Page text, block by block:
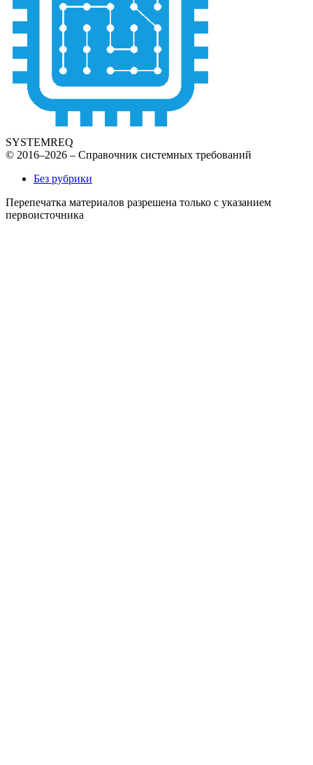
SYSTEMREQ
© 2016–2026 – Справочник системных требований
Без рубрики
Перепечатка материалов разрешена только с указанием
первоисточника